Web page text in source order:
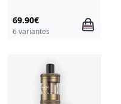
69.90€
6 variantes